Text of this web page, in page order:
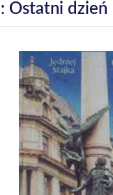
Ostatni dzień